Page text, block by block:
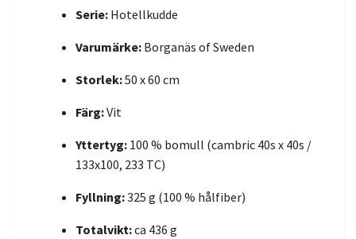
Serie: Hotellkudde
Varumärke: Borganäs of Sweden
Storlek:50 x 60 cm
Färg:Vit
Yttertyg: 100 % bomull (cambric 40s x 40s /
133x100, 233 TC)
Fyllning:325 g (100 % hålfiber)
Totalvikt:ca 436 g